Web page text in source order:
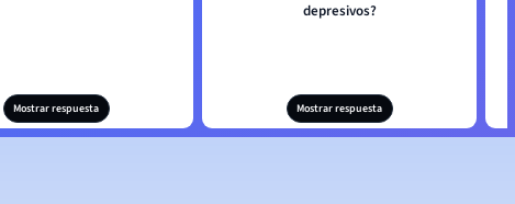
Mostrar respuesta
depresivos?
Mostrar respuesta